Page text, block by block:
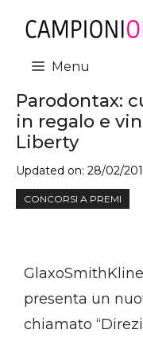
contenuto
Menu
Parodontax:
in regalo e
Liberty
Updated on: 28/02/
CONCORSI A PREMI
presenta un
chiamato